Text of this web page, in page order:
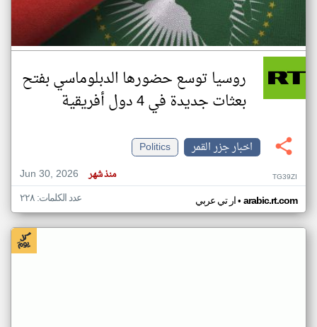
روسيا توسع حضورها الدبلوماسي بفتح
بعثات جديدة في 4 دول أفريقية
اخبار جزر القمر
Politics
Jun 30, 2026
منذ شهر TG39ZI
ار تي عربي• arabic.rt.com عدد الكلمات: ٢٢٨